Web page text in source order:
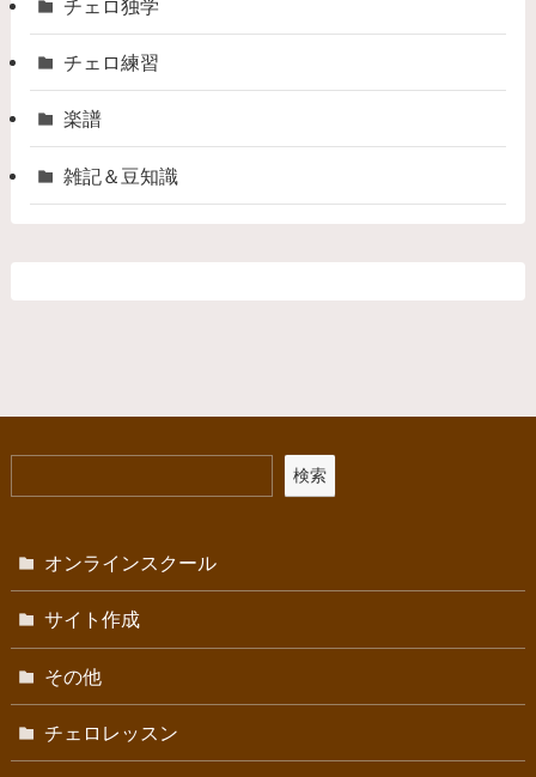
チェロ独学
チェロ練習
楽譜
雑記＆豆知識
検索
オンラインスクール
サイト作成
その他
チェロレッスン